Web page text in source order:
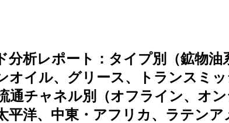
分析レポート：タイプ別（鉱物油
オイル、グリース、トランスミ
通チャネル別（オフライン、オン
洋、中東・アフリカ、ラテンア